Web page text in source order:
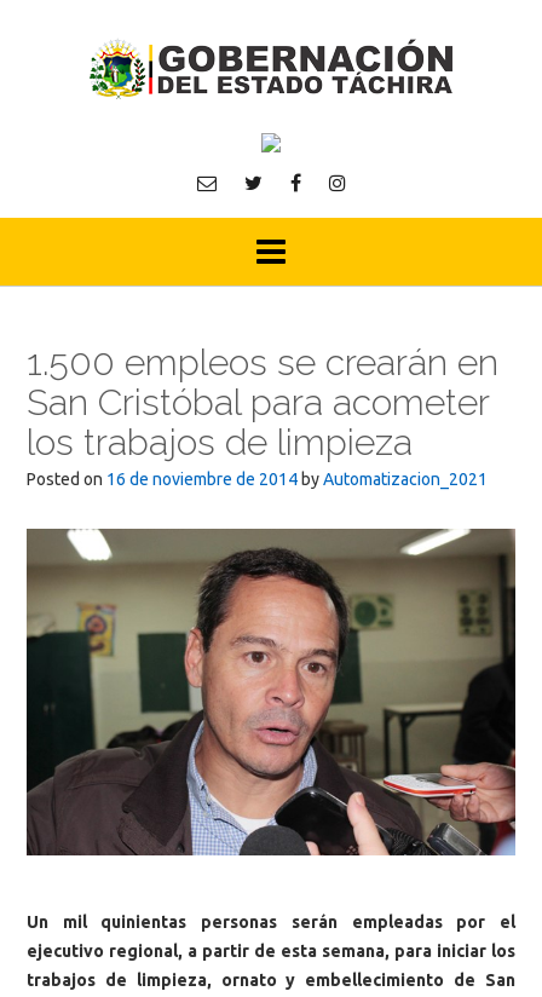
1.500 empleos se crearán en
San Cristóbal para acometer
los trabajos de limpieza
Posted on 16 de noviembre de 2014 byAutomatizacion_2021
Un mil quinientas personas serán empleadas por el
ejecutivo regional, a partir de esta semana, para iniciar los
trabajos de limpieza, ornato y embellecimiento de San